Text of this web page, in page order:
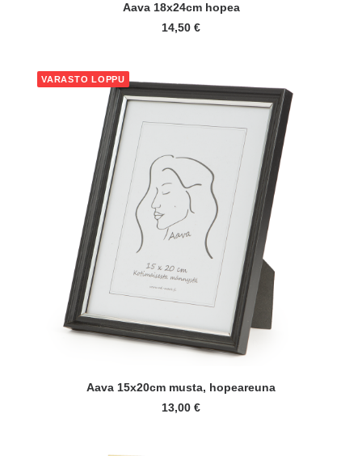
LISÄÄ OSTOSKORIIN
Aava 18x24cm hopea
14,50 €
VARASTO LOPPU
LUE LISÄÄ
Aava 15x20cm musta, hopeareuna
13,00 €